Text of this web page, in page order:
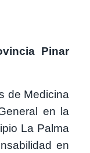
Pinar
de Medicina
en la
La Palma
en